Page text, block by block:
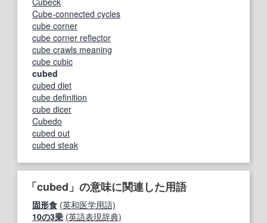
Cube-connected cycles
cube corner
cube corner reflector
cube crawls meaning
cube cubic
cubed
cubed diet
cube definition
cube dicer
Cubedo
cubed out
cubed steak
「cubed」の意味に関連した用語
固形食 (英和医学用語)
10の3乗 (英語表現辞典)